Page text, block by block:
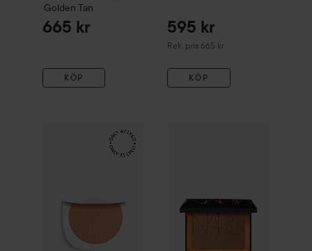
Golden Tan
665 kr
KÖP
595 kr
Rek. pris 665 kr
Rekommenderat pris 665 kr
KÖP
Iconic Glow Bronzer